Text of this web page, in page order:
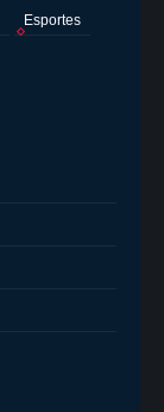
Esportes